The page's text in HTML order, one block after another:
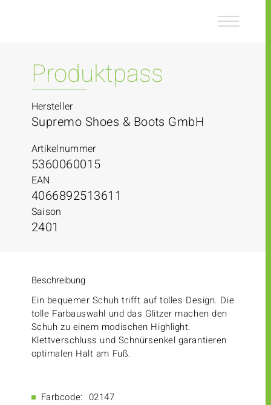
Produktpass
Hersteller
Supremo Shoes & Boots GmbH
Artikelnummer
5360060015
EAN
4066892513611
Saison
2401
Beschreibung
Ein bequemer Schuh trifft auf tolles Design. Die
tolle Farbauswahl und das Glitzer machen den
Schuh zu einem modischen Highlight.
Klettverschluss und Schnürsenkel garantieren
optimalen Halt am Fuß.
Farbcode: 02147